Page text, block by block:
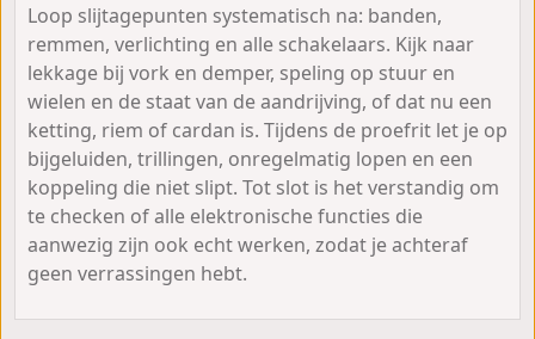
Loop slijtagepunten systematisch na: banden,
remmen, verlichting en alle schakelaars. Kijk naar
lekkage bij vork en demper, speling op stuur en
wielen en de staat van de aandrijving, of dat nu een
ketting, riem of cardan is. Tijdens de proefrit let je op
bijgeluiden, trillingen, onregelmatig lopen en een
koppeling die niet slipt. Tot slot is het verstandig om
te checken of alle elektronische functies die
aanwezig zijn ook echt werken, zodat je achteraf
geen verrassingen hebt.